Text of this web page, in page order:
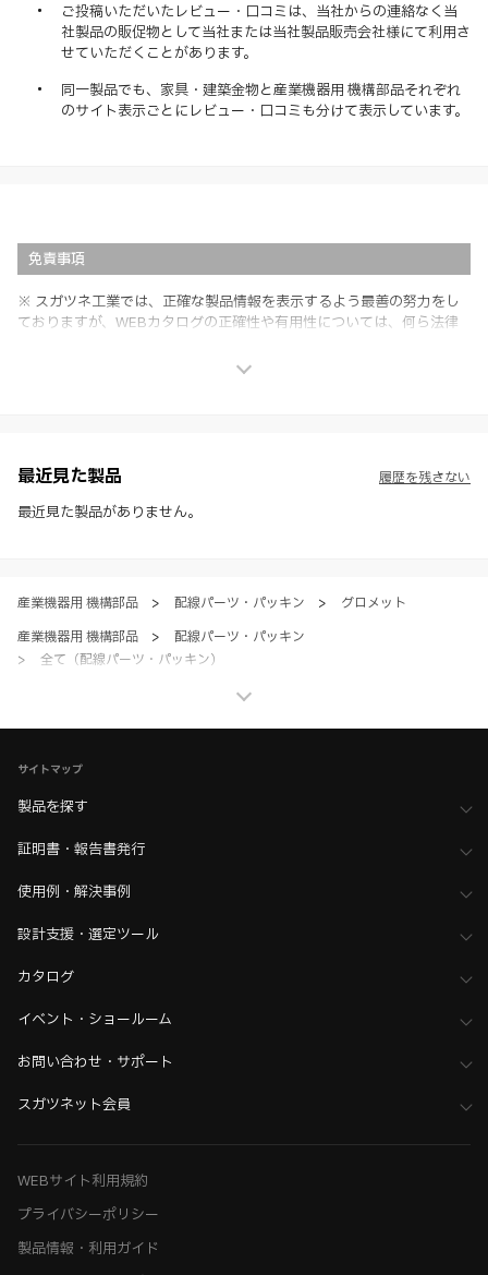
ご投稿いただいたレビュー・口コミは、当社からの連絡なく当
社製品の販促物として当社または当社製品販売会社様にて利用さ
せていただくことがあります。
同一製品でも、家具・建築金物と産業機器用 機構部品それぞれ
のサイト表示ごとにレビュー・口コミも分けて表示しています。
免責事項
※ スガツネ工業では、正確な製品情報を表示するよう最善の努力をし
ておりますが、WEBカタログの正確性や有用性については、何ら法律
社製品の使用ご検討、又は販売促進目的の利用に限ります。
※ 本WEBサイト製品情報のご利用にあたっては、WEBサイト利用規
約、プライバシーポリシー、製品情報ガイドをご確認いただき、内容の
最近見た製品
最近見た製品がありません。
履歴を残さない
産業機器用 機構部品 > 配線パーツ・パッキン >
グロメット
産業機器用 機構部品
>
配線パーツ・パッキン
>
全て（配線パーツ・パッキン）
スイッチ・コンセントカバー・電気関連部品
>
全て（スイッチ・コンセントプレート・電気関連部品）
サイトマップ
製品を探す
証明書・報告書発行
使用例・解決事例
設計支援・選定ツール
カタログ
イベント・ショールーム
お問い合わせ・サポート
スガツネット会員
WEBサイト利用規約
プライバシーポリシー
製品情報・利用ガイド